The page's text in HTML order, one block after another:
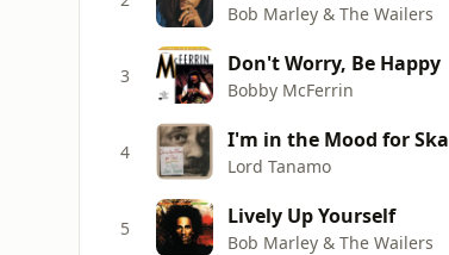
Bob Marley & The Wailers
3 Don't Worry, Be Happy
Bobby McFerrin
4 I'm in the Mood for Ska
Lord Tanamo
5 Lively Up Yourself
Bob Marley & The Wailers